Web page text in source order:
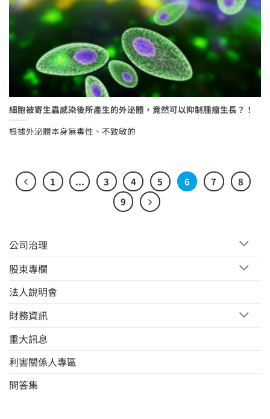
公司治理
股東專欄
法人說明會
財務資訊
重大訊息
利害關係人專區
問答集
細胞被寄生蟲感染後所產生的外泌體，竟然可以抑制腫瘤生長？！
根據外泌體本身無毒性、不致敏的
1 ... 3 4 5 6 7
8
9